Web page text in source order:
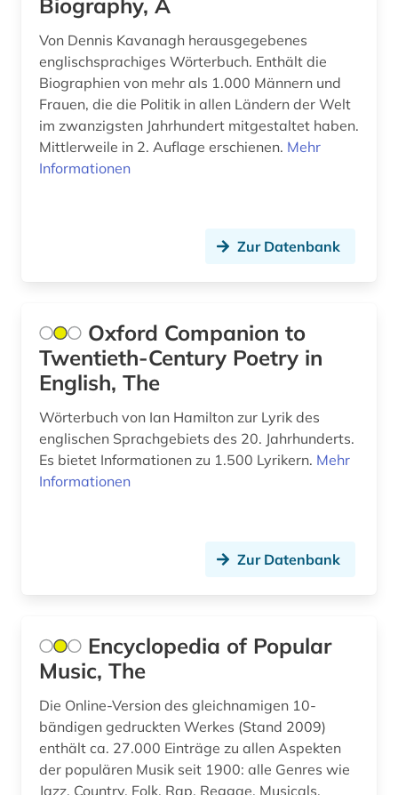
niederlande (8)
niederlandistik (1)
niedersachsen (1)
niederösterreich (1)
oper (2)
opernsänger (1)
orientalistik (1)
ort (1)
pastellmalerei (1)
person (1)
personenname (1)
philosoph (2)
philosophie (1)
Biography, A
Von Dennis Kavanagh herausgegebenes
englischsprachiges Wörterbuch. Enthält die
Biographien von mehr als 1.000 Männern und
Frauen, die die Politik in allen Ländern der Welt
im zwanzigsten Jahrhundert mitgestaltet haben.
Mittlerweile in 2. Auflage erschienen. Mehr
Informationen
Zur Datenbank
Oxford Companion to
Twentieth-Century Poetry in
English, The
Wörterbuch von Ian Hamilton zur Lyrik des
englischen Sprachgebiets des 20. Jahrhunderts.
Es bietet Informationen zu 1.500 Lyrikern. Mehr
Informationen
Zur Datenbank
Encyclopedia of Popular
Music, The
Die Online-Version des gleichnamigen 10-
bändigen gedruckten Werkes (Stand 2009)
enthält ca. 27.000 Einträge zu allen Aspekten
der populären Musik seit 1900: alle Genres wie
Jazz, Country, Folk, Rap, Reggae, Musicals,